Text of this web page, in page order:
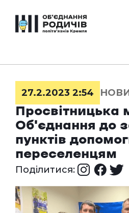
27.2.2023 2:54
Просвітницька
Об'єднання до
пунктів
переселенцям
Поділитися: